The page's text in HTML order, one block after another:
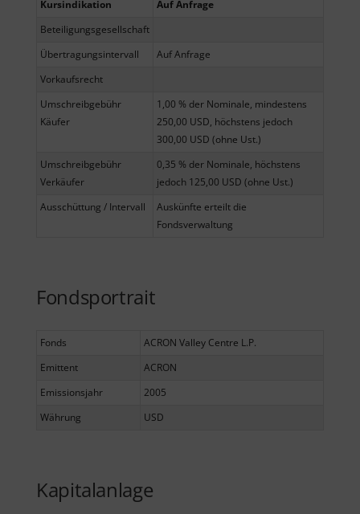
Kursindikation
Auf Anfrage
Beteiligungsgesellschaft
Übertragungsintervall
Auf Anfrage
Vorkaufsrecht
Umschreibgebühr
Käufer
1,00 % der Nominale, mindestens
250,00 USD, höchstens jedoch
300,00 USD (ohne Ust.)
Umschreibgebühr
Verkäufer
0,35 % der Nominale, höchstens
jedoch 125,00 USD (ohne Ust.)
Ausschüttung / Intervall
Auskünfte erteilt die
Fondsverwaltung
Fondsportrait
Fonds
ACRON Valley Centre L.P.
Emittent
ACRON
Emissionsjahr
2005
Währung
USD
Kapitalanlage